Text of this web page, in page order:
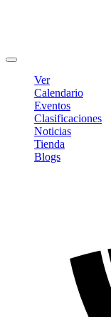
Ver
Calendario
Eventos
Clasificaciones
Noticias
Tienda
Blogs